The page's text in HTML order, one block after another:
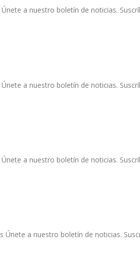
a nuestro boletín de noticias.
a nuestro boletín de noticias.
a nuestro boletín de noticias.
a nuestro boletín de noticias.